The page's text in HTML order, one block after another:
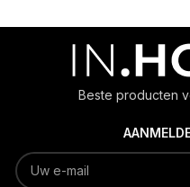
Beste producten